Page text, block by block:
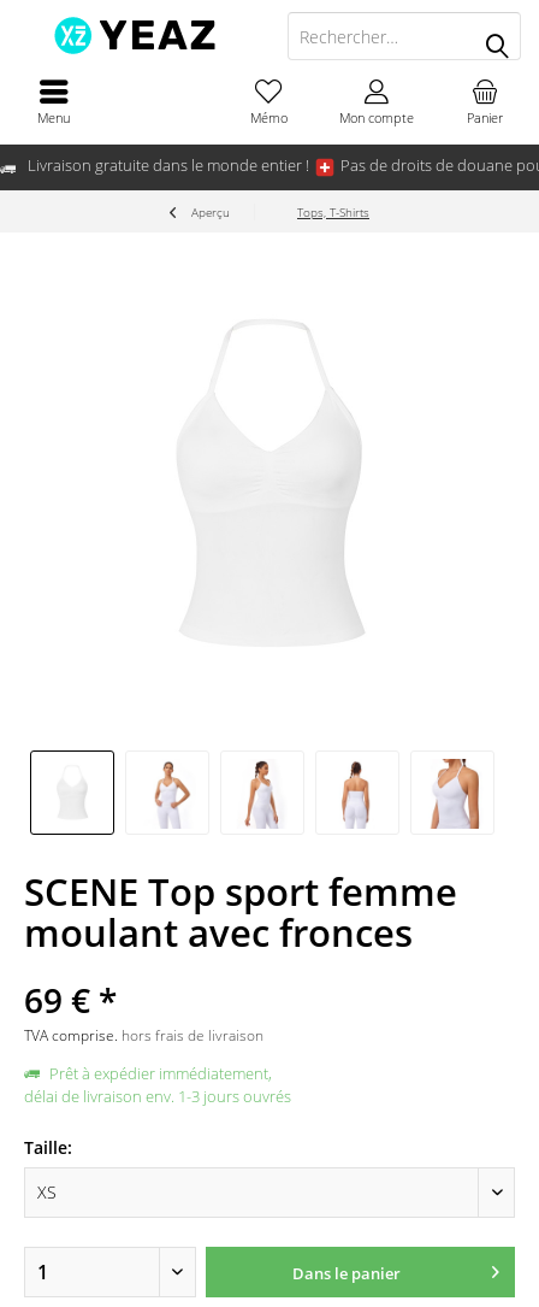
Livraison gratuite dans le monde entier ! Pas de droits de douane
Menu Panier
Mémo Mon compte
Aperçu Tops, T-Shirts
SCENE Top sport femme
moulant avec fronces
69 € *
TVA comprise. hors frais de livraison
Prêt à expédier immédiatement,
délai de livraison env. 1-3 jours ouvrés
Taille:
Dans le panier